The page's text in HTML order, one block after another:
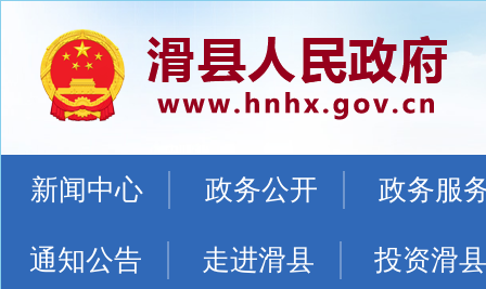
新闻中心 政务公开 政务服
通知公告 走进滑县 投资滑县